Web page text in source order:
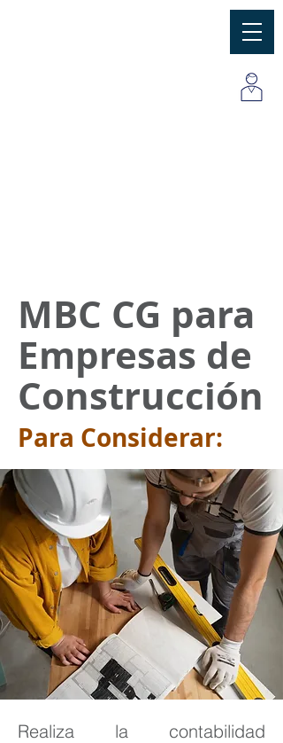
MBC CG para
Empresas de
Construcción
Para Considerar:
Realiza la contabilidad